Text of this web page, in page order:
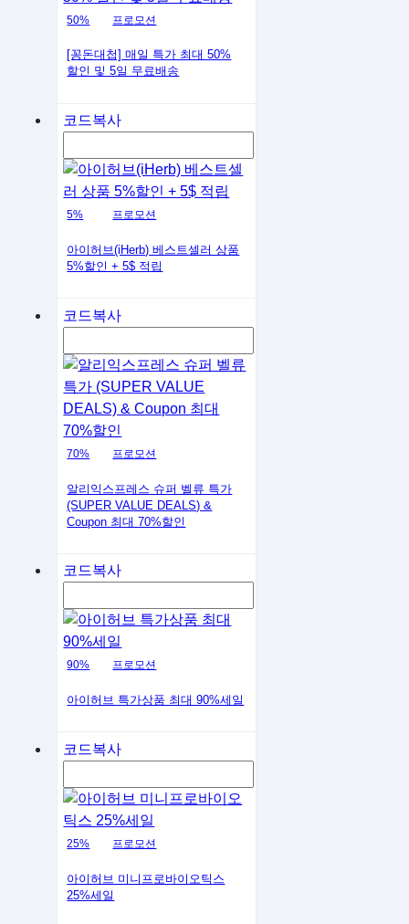
50% 프로모션
[꽁돈대첩] 매일 특가 최대 50%
할인 및 5일 무료배송
코드복사
5% 프로모션
아이허브(iHerb) 베스트셀러 상품
5%할인 + 5$ 적립
코드복사
70% 프로모션
알리익스프레스 슈퍼 벨류 특가
(SUPER VALUE DEALS) &
Coupon 최대 70%할인
코드복사
90% 프로모션
아이허브 특가상품 최대 90%세일
코드복사
25% 프로모션
아이허브 미니프로바이오틱스
25%세일